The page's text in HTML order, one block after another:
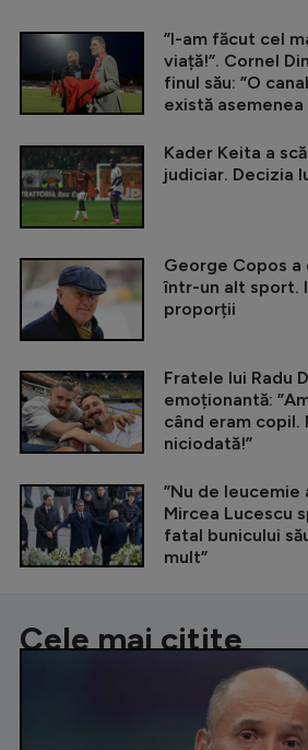
”I-am făcut cel
viață!”. Cornel
finul său: ”O
există asemenea
Kader Keita a
judiciar. Decizia
George Copos a
într-un alt sport.
proporții
Fratele lui Radu
emoționantă:
când eram copil.
niciodată!”
”Nu de leucemie
Mircea Lucescu
fatal bunicului
mult”
Cele mai citite